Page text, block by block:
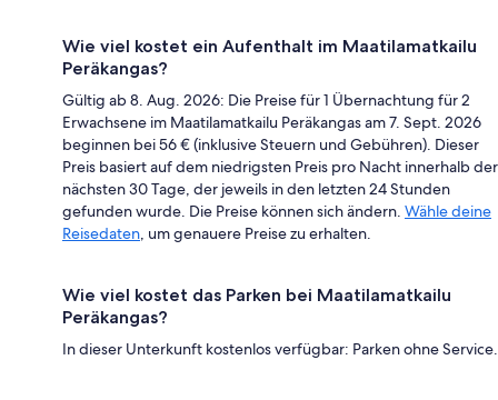
Wie viel kostet ein Aufenthalt im Maatilamatkailu
Peräkangas?
Gültig ab 8. Aug. 2026: Die Preise für 1 Übernachtung für 2
Erwachsene im Maatilamatkailu Peräkangas am 7. Sept. 2026
beginnen bei 56 € (inklusive Steuern und Gebühren). Dieser
Preis basiert auf dem niedrigsten Preis pro Nacht innerhalb der
nächsten 30 Tage, der jeweils in den letzten 24 Stunden
gefunden wurde. Die Preise können sich ändern. Wähle deine
Reisedaten, um genauere Preise zu erhalten.
Wie viel kostet das Parken bei Maatilamatkailu
Peräkangas?
In dieser Unterkunft kostenlos verfügbar: Parken ohne Service.